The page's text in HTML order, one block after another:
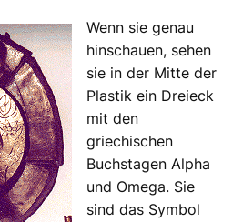
Wenn sie genau
hinschauen, sehen
sie in der Mitte der
Plastik ein Dreieck
mit den
griechischen
Buchstagen Alpha
und Omega. Sie
sind das Symbol